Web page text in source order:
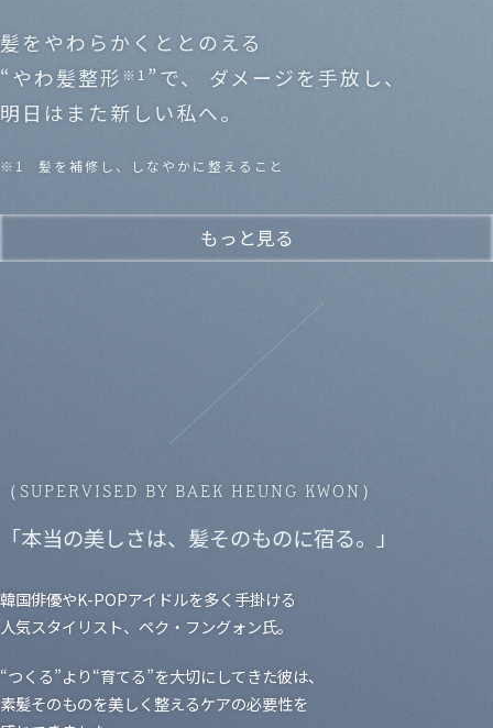
髪をやわらかくととのえる
“やわ髪整形 ※1 ”で、
ダメージを手放し、
明日はまた新しい私へ。
※1 髪を補修し、しなやかに整えること
もっと見る
（ SUPERVISED BY BAEK HEUNG KWON ）
「本当の美しさは、髪そのものに宿る。」
韓国俳優やK-POPアイドルを多く手掛ける
人気スタイリスト、ペク・フングォン氏。
“つくる”より“育てる”を大切にしてきた彼は、
素髪そのものを美しく整えるケアの必要性を